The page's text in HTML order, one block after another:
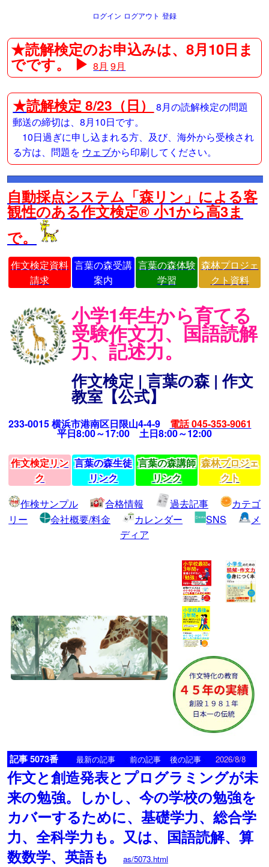
ログイン ログアウト 登録
★読解検定のお申込みは、8月10日ま
でです。 ▶8月 9月
★読解検定 8/23（日）
8月の読解検定の問題
郵送の締切は、8月10日です。
10日過ぎに申し込まれる方、及び、海外から受検され
る方は、問題を ウェブから印刷してください。
自動採点システム「森リン」による客
観性のある作文検定® 小1から高3ま
で。
作文検定資料
請求
言葉の森受講
案内
言葉の森体験
学習
森林プロジェ
クト資料
小学1年生から育てる
受験作文力、国語読解
力、記述力。
作文検定 | 言葉の森 | 作文
教室【公式】
233-0015 横浜市港南区日限山4-4-9 電話 045-353-9061
平日8:00～17:00 土日8:00～12:00
作文検定リン
ク
言葉の森生徒
リンク
言葉の森講師
リンク
森林プロジェ
クト
作検サンプル
合格情報 過去記事
カテゴ
リー
会社概要/料金 カレンダー SNS
メ
ディア
記事 5073番 最新の記事 前の記事 後の記事 2026/8/8
作文と創造発表とプログラミングが未
来の勉強。しかし、今の学校の勉強を
カバーするために、基礎学力、総合学
力、全科学力も。又は、国語読解、算
数数学、英語も
as/5073.html